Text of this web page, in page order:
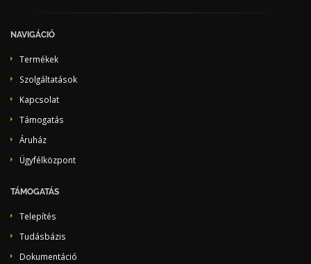
NAVIGÁCIÓ
Termékek
Szolgáltatások
Kapcsolat
Támogatás
Áruház
Ügyfélközpont
TÁMOGATÁS
Telepítés
Tudásbázis
Dokumentáció